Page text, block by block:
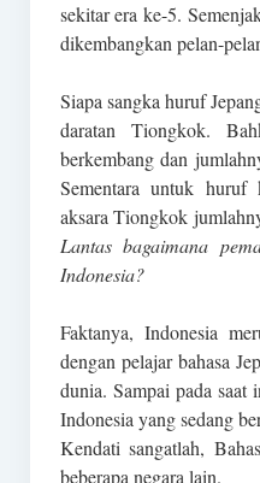
sekitar era ke-5.
dikembangkan pelan-
Siapa sangka huruf
daratan Tiongkok.
berkembang dan
Sementara untuk
aksara Tiongkok
Lantas bagaimana
Indonesia?
Faktanya, Indonesia
dengan pelajar bahasa
dunia. Sampai pada
Indonesia yang sedang
Kendati sangatlah,
beberapa negara lain.